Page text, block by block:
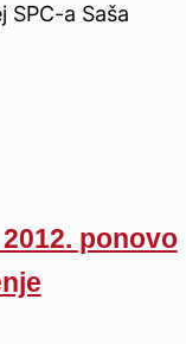
SPC-a Saša
ponovo